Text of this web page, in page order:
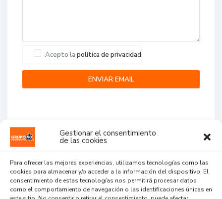
Gestionar el consentimiento
de las cookies
Para ofrecer las mejores experiencias, utilizamos tecnologías como las
cookies para almacenar y/o acceder a la información del dispositivo. El
consentimiento de estas tecnologías nos permitirá procesar datos
como el comportamiento de navegación o las identificaciones únicas en
Acepto la política de privacidad
...